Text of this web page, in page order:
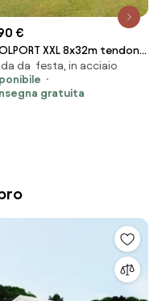
€
XXL 8x32m tendone
feste, PVC 1400, telaio
bianco - (49247)
da festa, in acciaio
gratuita